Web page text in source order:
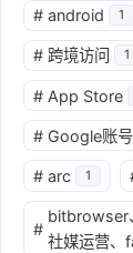
# android 1
# 跨境访问 1
# App Store
# Google账号
# arc 1
#
bitbrowser
社媒运营、